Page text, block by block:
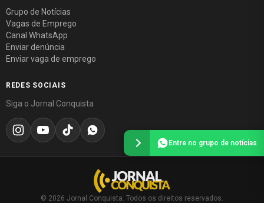
Grupo de Notícias
Vagas de Emprego
Canal WhatsApp
Enviar denúncia
Enviar vaga de emprego
REDES SOCIAIS
Siga o Jornal Conquista
© 2026 Jornal Conquista. Todos os direitos reservados.
Entre no grupo de notícias